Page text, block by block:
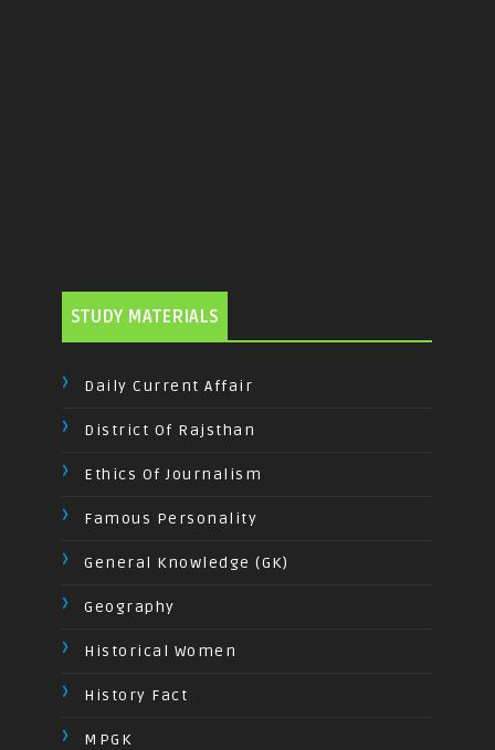
STUDY MATERIALS
Daily Current Affair
District Of Rajsthan
Ethics Of Journalism
Famous Personality
General Knowledge (GK)
Geography
Historical Women
History Fact
MPGK